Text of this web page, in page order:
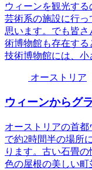
ウィーンを観光す
芸術系の施設に行っ
思います。でも皆
術博物館も存在す
技術博物館には、小
オーストリア
ウィーンからグ
オーストリアの首
で約2時間半の場所
ります。古い石畳
色の屋根の美しい町